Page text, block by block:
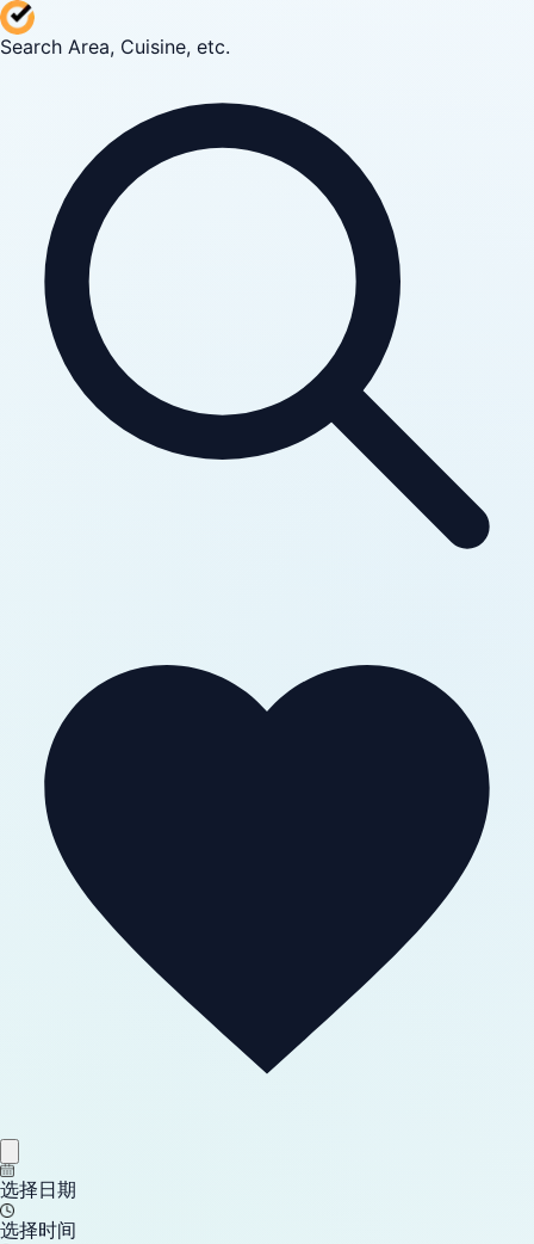
Search Area, Cuisine, etc.
选择日期
选择时间